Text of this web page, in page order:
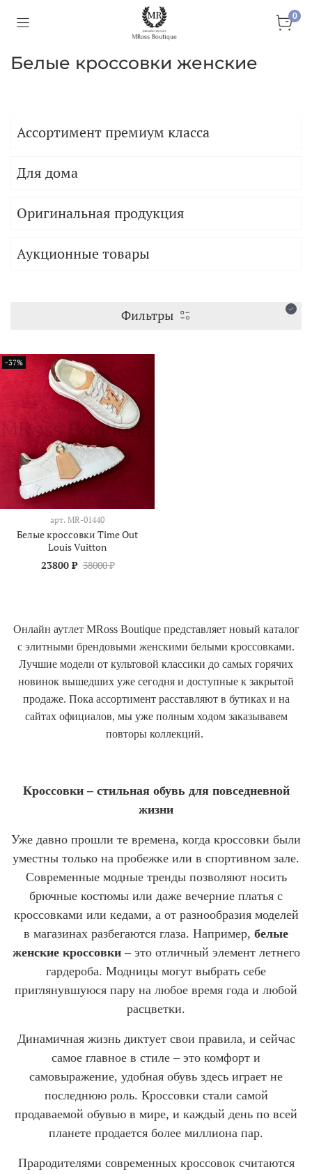
0
Белые кроссовки женские
Ассортимент премиум класса
Для дома
Оригинальная продукция
Аукционные товары
Фильтры
-37%
арт. MR-01440
Белые кроссовки Time Out
Louis Vuitton
23800 ₽ 38000 ₽
Онлайн аутлет MRoss Boutique представляет новый каталог
с элитными брендовыми женскими белыми кроссовками.
Лучшие модели от культовой классики до самых горячих
новинок вышедших уже сегодня и доступные к закрытой
продаже. Пока ассортимент расставляют в бутиках и на
сайтах официалов, мы уже полным ходом заказывавем
повторы коллекций.
Кроссовки – стильная обувь для повседневной
жизни
Уже давно прошли те времена, когда кроссовки были
уместны только на пробежке или в спортивном зале.
Современные модные тренды позволяют носить
брючные костюмы или даже вечерние платья с
кроссовками или кедами, а от разнообразия моделей
в магазинах разбегаются глаза. Например, белые
женские кроссовки– это отличный элемент летнего
гардероба. Модницы могут выбрать себе
приглянувшуюся пару на любое время года и любой
расцветки.
Динамичная жизнь диктует свои правила, и сейчас
самое главное в стиле – это комфорт и
самовыражение, удобная обувь здесь играет не
последнюю роль. Кроссовки стали самой
продаваемой обувью в мире, и каждый день по всей
планете продается более миллиона пар.
Прародителями современных кроссовок считаются